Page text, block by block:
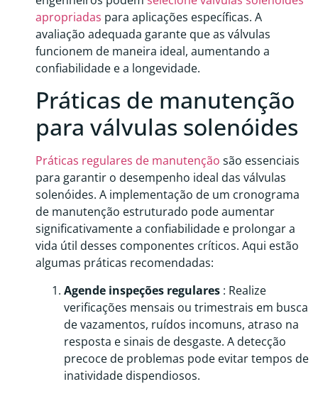
apropriadas para aplicações específicas. A
avaliação adequada garante que as válvulas
funcionem de maneira ideal, aumentando a
confiabilidade e a longevidade.
Práticas de manutenção
para válvulas solenóides
Práticas regulares de manutenção são essenciais
para garantir o desempenho ideal das válvulas
solenóides. A implementação de um cronograma
de manutenção estruturado pode aumentar
significativamente a confiabilidade e prolongar a
vida útil desses componentes críticos. Aqui estão
algumas práticas recomendadas:
Agende inspeções regulares : Realize
verificações mensais ou trimestrais em busca
de vazamentos, ruídos incomuns, atraso na
resposta e sinais de desgaste. A detecção
precoce de problemas pode evitar tempos de
inatividade dispendiosos.